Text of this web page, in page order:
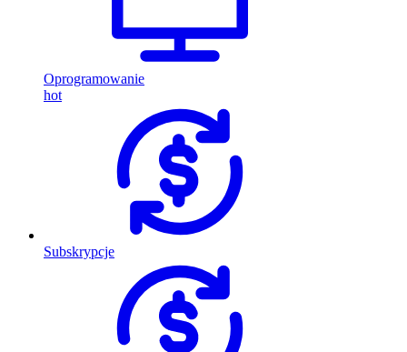
Oprogramowanie
hot
Subskrypcje